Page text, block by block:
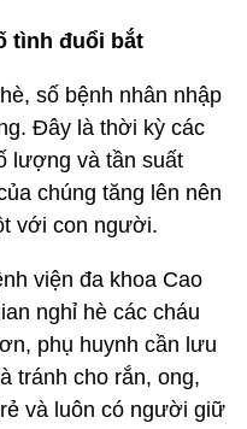
tình đuổi bắt
số bệnh nhân nhập
Đây là thời kỳ các
lượng và tần suất
chúng tăng lên nên
với con người.
viện đa khoa Cao
nghỉ hè các cháu
phụ huynh cần lưu
tránh cho rắn, ong,
và luôn có người giữ